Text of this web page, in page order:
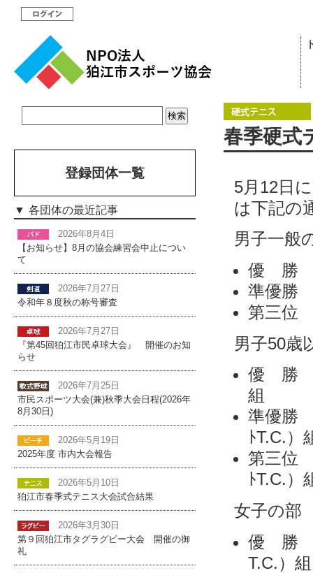
春季硬式
5月12日
は下記の
男子一般
優 勝
準優勝
第三位
男子50歳
優 勝
組
準優勝
ﾄT.C.）
第三位
ﾄT.C.）
女子の部
優 勝
T.C.）組
登録団体一覧
各団体の最近記事
2026年8月4日
【お知らせ】8月の協会練習会中止につい
て
2026年7月27日
令和年８度秋の称号審査
2026年7月27日
『第45回狛江市民卓球大会』 開催のお知
らせ
2026年7月25日
市民スポーツ大会(兼)秋季大会日程(2026年
8月30日)
2026年5月19日
2025年度 市内大会報告
2026年5月10日
狛江市春季式テニス大会試合結果
2026年3月30日
第９回狛江市タグラグビー大会 開催の御
礼